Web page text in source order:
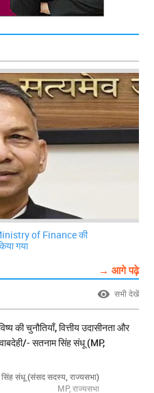
of Finance की
गया
→ आगे पढ़े
सभी देखें
की चुनौतियाँ, वित्तीय उदासीनता और
सतनाम सिंह संधू (MP,
संधू (संसद सदस्य, राज्यसभा)
MP, राज्यसभा